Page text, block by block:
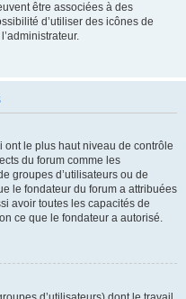
être associées à des
d’utiliser des icônes de
ont le plus haut niveau de contrôle
du forum comme les
groupes d’utilisateurs ou de
le fondateur du forum a attribuées
avoir toutes les capacités de
ce que le fondateur a autorisé.